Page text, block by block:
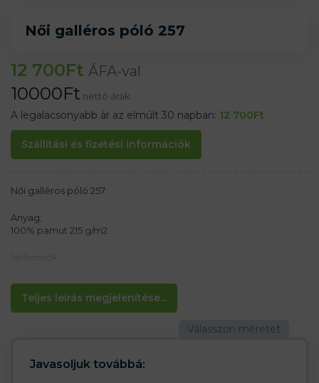
Női galléros póló 257
12 700Ft ÁFA-val
10000Ft nettó árak
A legalacsonyabb ár az elmúlt 30 napban: 12 700Ft
Szállítási és fizetési információk
Teljes leírás megjelenítése...
Női galléros póló 257
Anyag:
100% pamut 215 g/m2
– 4 gomb Malfini logóval
– Bordás gallér és ujj szegély
– Megerősített vállvarrás
Javasoljuk továbbá: